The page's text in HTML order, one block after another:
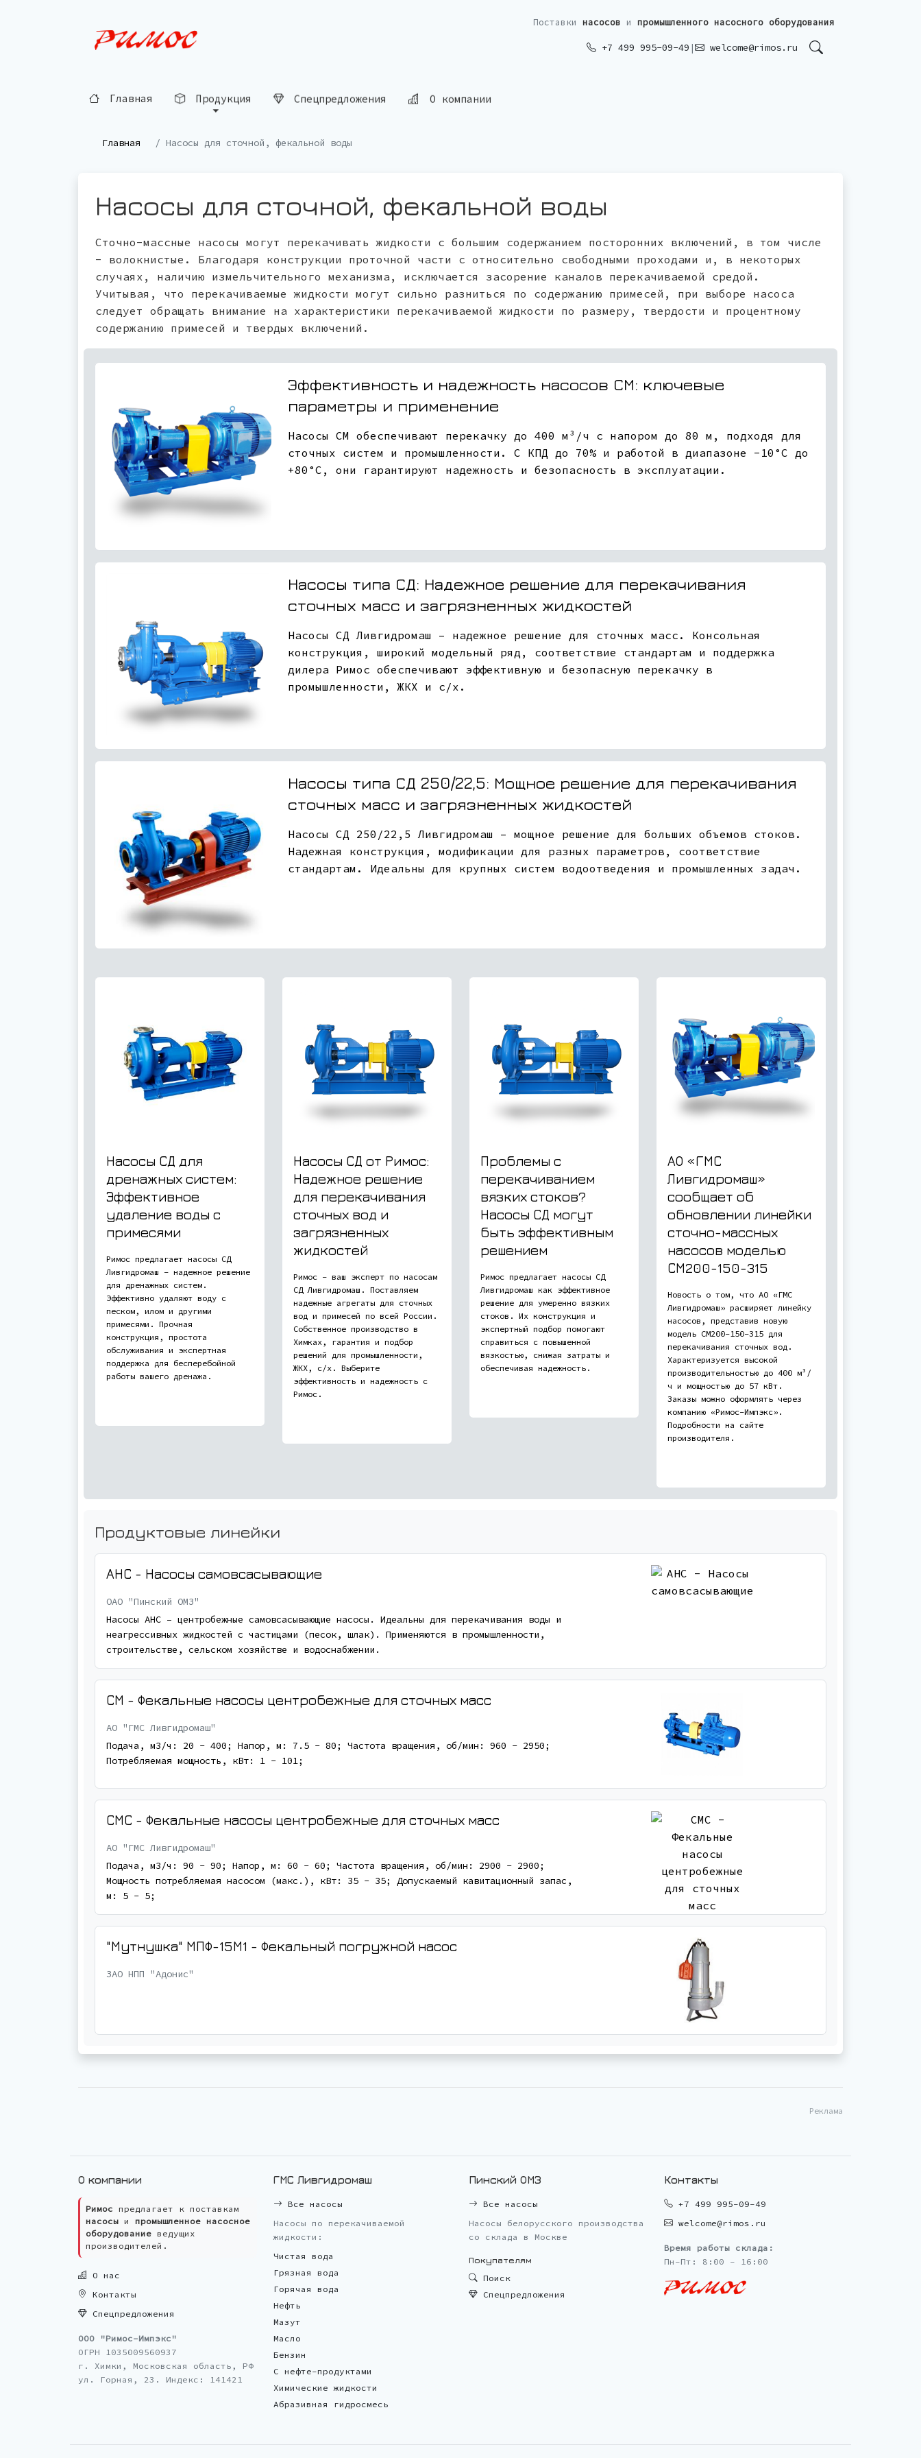
Поставки насосов и промышленного насосного оборудования
+7 499 995-09-49 | welcome@rimos.ru
Главная Продукция Спецпредложения О компании
Главная Насосы для сточной, фекальной воды
Насосы для сточной, фекальной воды
Сточно-массные насосы могут перекачивать жидкости с большим содержанием посторонних включений, в том числе
- волокнистые. Благодаря конструкции проточной части с относительно свободными проходами и, в некоторых
случаях, наличию измельчительного механизма, исключается засорение каналов перекачиваемой средой.
Учитывая, что перекачиваемые жидкости могут сильно разниться по содержанию примесей, при выборе насоса
следует обращать внимание на характеристики перекачиваемой жидкости по размеру, твердости и процентному
содержанию примесей и твердых включений.
Эффективность и надежность насосов СМ: ключевые
параметры и применение
Насосы СМ обеспечивают перекачку до 400 м³/ч с напором до 80 м, подходя для
сточных систем и промышленности. С КПД до 70% и работой в диапазоне -10°C до
+80°C, они гарантируют надежность и безопасность в эксплуатации.
Насосы типа СД: Надежное решение для перекачивания
сточных масс и загрязненных жидкостей
Насосы СД Ливгидромаш – надежное решение для сточных масс. Консольная
конструкция, широкий модельный ряд, соответствие стандартам и поддержка
дилера Римос обеспечивают эффективную и безопасную перекачку в
промышленности, ЖКХ и с/х.
Насосы типа СД 250/22,5: Мощное решение для перекачивания
сточных масс и загрязненных жидкостей
Насосы СД 250/22,5 Ливгидромаш – мощное решение для больших объемов стоков.
Надежная конструкция, модификации для разных параметров, соответствие
стандартам. Идеальны для крупных систем водоотведения и промышленных задач.
Насосы СД для
дренажных систем:
Эффективное
удаление воды с
примесями
Римос предлагает насосы СД
Ливгидромаш – надежное решение
для дренажных систем.
Эффективно удаляют воду с
песком, илом и другими
примесями. Прочная
конструкция, простота
обслуживания и экспертная
поддержка для бесперебойной
работы вашего дренажа.
Насосы СД от Римос:
Надежное решение
для перекачивания
сточных вод и
загрязненных
жидкостей
Римос – ваш эксперт по насосам
СД Ливгидромаш. Поставляем
надежные агрегаты для сточных
вод и примесей по всей России.
Собственное производство в
Химках, гарантия и подбор
решений для промышленности,
ЖКХ, с/х. Выберите
эффективность и надежность с
Римос.
Проблемы с
перекачиванием
вязких стоков?
Насосы СД могут
быть эффективным
решением
Римос предлагает насосы СД
Ливгидромаш как эффективное
решение для умеренно вязких
стоков. Их конструкция и
экспертный подбор помогают
справиться с повышенной
вязкостью, снижая затраты и
обеспечивая надежность.
АО «ГМС
Ливгидромаш»
сообщает об
обновлении линейки
сточно-массных
насосов моделью
СМ200-150-315
Новость о том, что АО «ГМС
Ливгидромаш» расширяет линейку
насосов, представив новую
модель СМ200-150-315 для
перекачивания сточных вод.
Характеризуется высокой
производительностью до 400 м³/
ч и мощностью до 57 кВт.
Заказы можно оформлять через
компанию «Римос-Импэкс».
Подробности на сайте
производителя.
Продуктовые линейки
АНС - Насосы самовсасывающие
ОАО "Пинский ОМЗ"
Насосы АНС – центробежные самовсасывающие насосы. Идеальны для перекачивания воды и
неагрессивных жидкостей с частицами (песок, шлак). Применяются в промышленности,
строительстве, сельском хозяйстве и водоснабжении.
СМ - Фекальные насосы центробежные для сточных масс
АО "ГМС Ливгидромаш"
Подача, м3/ч: 20 - 400; Напор, м: 7.5 - 80; Частота вращения, об/мин: 960 - 2950;
Потребляемая мощность, кВт: 1 - 101;
СМС - Фекальные насосы центробежные для сточных масс
АО "ГМС Ливгидромаш"
Подача, м3/ч: 90 - 90; Напор, м: 60 - 60; Частота вращения, об/мин: 2900 - 2900;
Мощность потребляемая насосом (макс.), кВт: 35 - 35; Допускаемый кавитационный запас,
м: 5 - 5;
"Мутнушка" МПФ-15М1 - Фекальный погружной насос
ЗАО НПП "Адонис"
Реклама
О компании
Римос предлагает к поставкам
насосы и промышленное насосное
оборудование ведущих
производителей.
О нас
Контакты
Спецпредложения
ООО "Римос-Импэкс"
ОГРН 1035009560937
г. Химки, Московская область, РФ
ул. Горная, 23. Индекс: 141421
ГМС Ливгидромаш
Все насосы
Насосы по перекачиваемой
жидкости:
Чистая вода
Грязная вода
Горячая вода
Нефть
Мазут
Масло
Бензин
С нефте-продуктами
Химические жидкости
Абразивная гидросмесь
Пинский ОМЗ
Все насосы
Насосы белорусского производства
со склада в Москве
Покупателям
Поиск
Спецпредложения
Контакты
+7 499 995-09-49
welcome@rimos.ru
Время работы склада:
Пн-Пт: 8:00 - 16:00